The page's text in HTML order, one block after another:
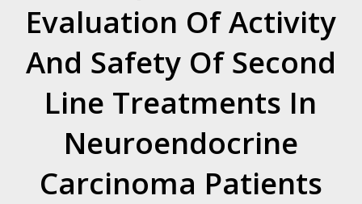
Evaluation Of Activity
And Safety Of Second
Line Treatments In
Neuroendocrine
Carcinoma Patients